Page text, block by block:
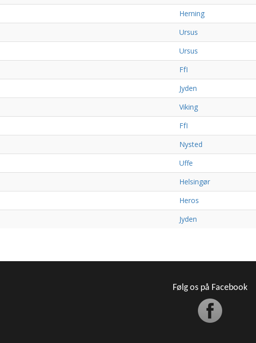
Herning
Ursus
Ursus
FfI
Jyden
Viking
FfI
Nysted
Uffe
Helsingør
Heros
Jyden
Følg os på Facebook